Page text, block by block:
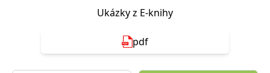
Ukázky z E-knihy
pdf